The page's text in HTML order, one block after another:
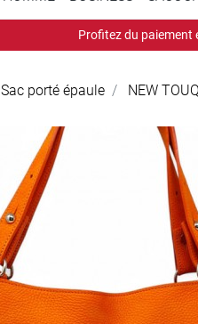
Profitez du paiement
Sac porté épaule NEW